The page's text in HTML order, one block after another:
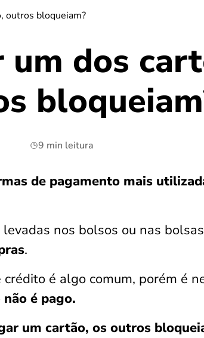
outros bloqueiam?
um dos
9 min leitura
de pagamento mais
nos bolsos ou nas
.
é algo comum, porém é
é pago.
um cartão, os outros